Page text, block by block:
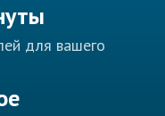
для вашего